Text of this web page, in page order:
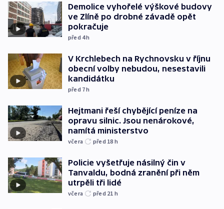
Demolice vyhořelé výškové budovy
ve Zlíně po drobné závadě opět
pokračuje
před 4h
V Krchlebech na Rychnovsku v říjnu
obecní volby nebudou, nesestavili
kandidátku
před 7h
Hejtmani řeší chybějící peníze na
opravu silnic. Jsou nenárokové,
namítá ministerstvo
včera před 18 h
Policie vyšetřuje násilný čin v
Tanvaldu, bodná zranění při něm
utrpěli tři lidé
včera před 21 h